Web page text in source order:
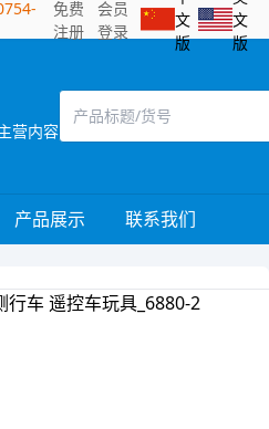
免费
注册
会员
登录
文
版
文
版
营内容
产品展示 联系我们